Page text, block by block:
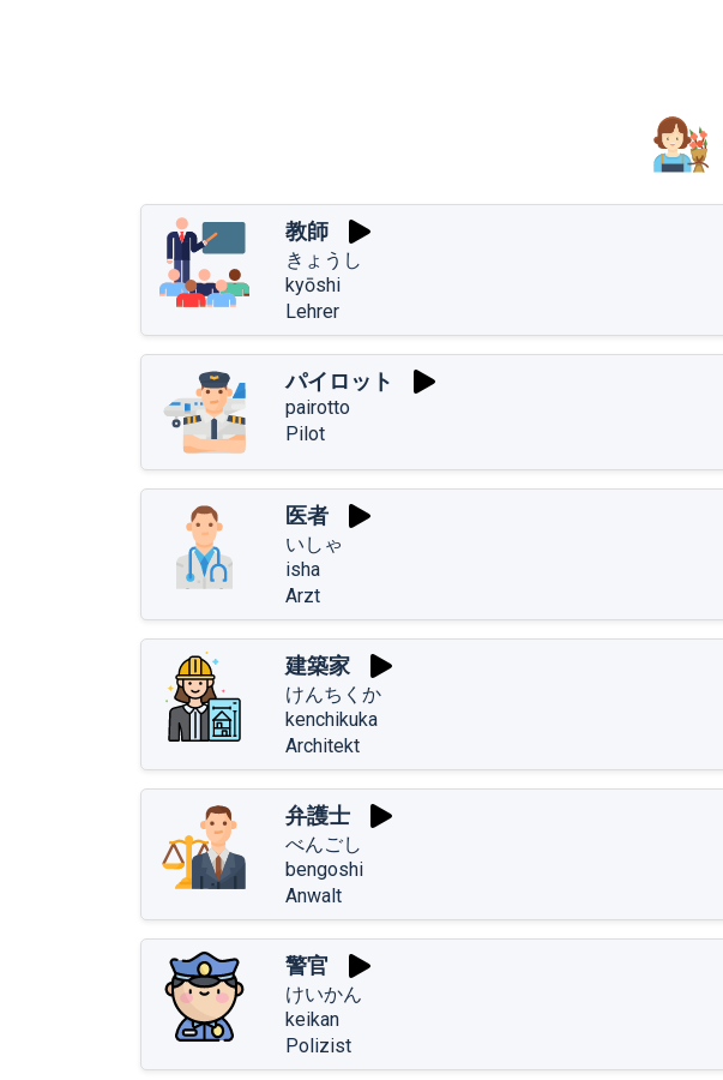
教師
きょうし
kyōshi
Lehrer
パイロット
pairotto
Pilot
医者
いしゃ
isha
Arzt
建築家
けんちくか
kenchikuka
Architekt
弁護士
べんごし
bengoshi
Anwalt
警官
けいかん
keikan
Polizist